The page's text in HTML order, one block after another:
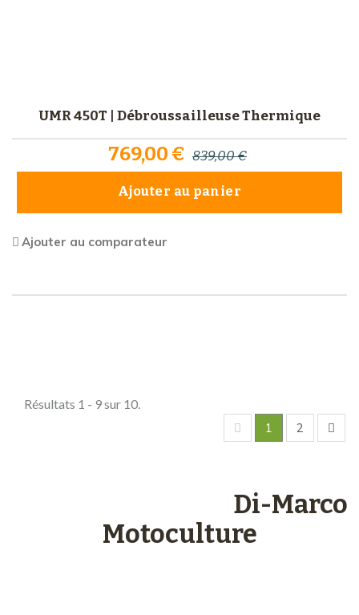
UMR 450T | Débroussailleuse Thermique
769,00 € 839,00 €
Ajouter au panier
Ajouter au comparateur
Résultats 1 - 9 sur 10.
1
2
Di-Marco
Motoculture